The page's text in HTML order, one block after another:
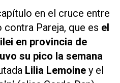
en el cruce entre
Pareja, que es el
en provincia de
su pico la semana
Lilia Lemoine y el